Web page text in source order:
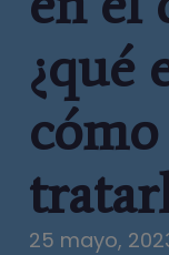
¿qué
cómo
25 mayo,